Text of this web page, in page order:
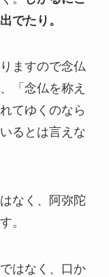
でたり。
ますので念仏
「念仏を称え
てゆくのなら
るとは言えな
なく、阿弥陀
。
はなく、口か